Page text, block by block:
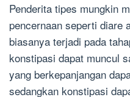
Penderita tipes mungkin
pencernaan seperti diare
biasanya terjadi pada
konstipasi dapat muncul
yang berkepanjangan
sedangkan konstipasi